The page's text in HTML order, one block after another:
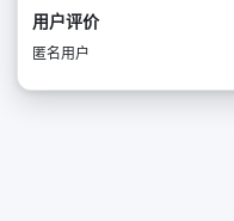
用户评价
匿名用户